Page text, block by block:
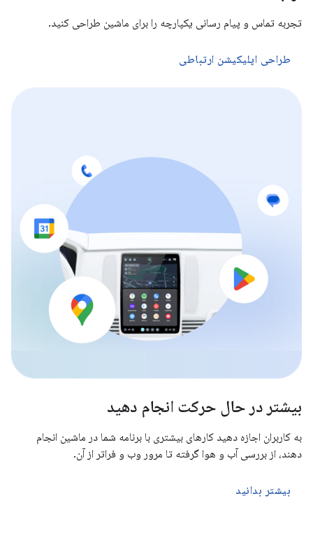
تجربه تماس و پیام رسانی یکپارچه را برای ماشین طراحی کنید.
طراحی اپلیکیشن ارتباطی
بیشتر در حال حرکت انجام دهید
به کاربران اجازه دهید کارهای بیشتری با برنامه شما در ماشین انجام
دهند، از بررسی آب و هوا گرفته تا مرور وب و فراتر از آن.
بیشتر بدانید